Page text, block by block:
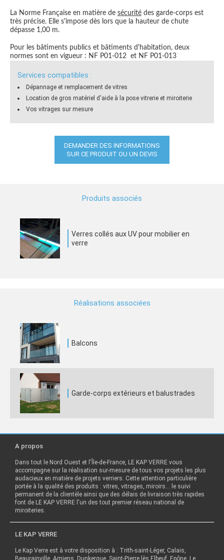
La Norme Française en matière de sécurité des garde-corps est
très précise. Elle s'impose dès lors que la hauteur de chute
dépasse 1,00 m.
Pour les bâtiments publics et bâtiments d'habitation, deux
normes sont en vigueur : NF P01-012 et NF P01-013
Services compatibles :
Dépannage et remplacement de vitres
Location de gros matériel d'aide à la pose vitrerie et miroiterie
Vos vitrages sur mesure
DEMANDER DES INFORMATIONS
SUR CE PRODUIT OU UN DEVIS
Produits associés
Verres collés aux UV pour mobilier en
verre
Réalisations associées
Balcons
Garde-corps extérieurs et balustrades
A propos
Dans tout le Nord Ouest et l'Île-de-France, LE KAP VERRE vous
accompagne sur la réalisation sur-mesure de tous vos projets les plus
audacieux en matière de projets verriers. Cette attention particulière
portée à la qualité des produits : vitres, vitrages, miroirs… le suivi
permanent de la clientèle ainsi que des délais de livraison très rapides
font de LE KAP VERRE l'un des tout premier réseau national de
miroiteries.
LE KAP VERRE
Le Kap Verre est à votre disposition à : Trith-saint-Léger, Calais,
Beaurainville, Amiens, Dunkerque, Saint-Pierre lès Elbeuf, Epône, Le